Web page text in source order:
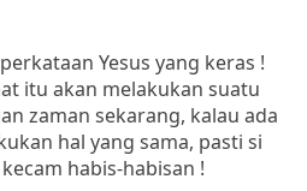
Yesus yang keras !
itu akan melakukan suatu
zaman sekarang, kalau ada
hal yang sama, pasti si
habis-habisan !